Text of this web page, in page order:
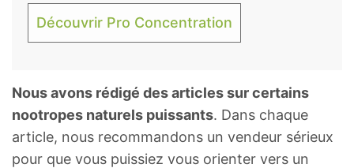
Découvrir Pro Concentration
Nous avons rédigé des articles sur certains
nootropes naturels puissants. Dans chaque
article, nous recommandons un vendeur sérieux
pour que vous puissiez vous orienter vers un